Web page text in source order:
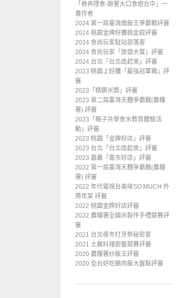
「巷弄隱食-跟著大口食遊台中」一
書作者
2024 第一屆臺灣燴飯王爭霸戰評審
2024 桃園金牌好攤桃金餃評審
2024 食尚玩家駐站部落客
2024 食尚玩家「旅宿大賞」評審
2024 台北「台北造起來」評審
2023 桃園上好攤「最強冠軍雞」評
審
2023「精饌米獎」評審
2023 第二屆臺灣天糰爭霸戰(農糧
署) 評審
2023「親子共學食米教育體驗活
動」評審
2023 桃園「金牌好店」評審
2023 台北「台北造起來」評審
2023 嘉義「嘉市好店」評審
2022 第一屆臺灣天糰爭霸戰(農糧
署) 評審
2022 年代電視台美味SO MUCH 外
帶年菜 評審
2022 桃園金牌好店評審
2022 農糧署全國米製伴手禮競賽評
審
2021 台北夜市打牙祭秘密客
2021 土雞料理廚藝競賽評審
2020 農糧署炒飯王評審
2020 全台好吃鵝肉飯大盤點評審